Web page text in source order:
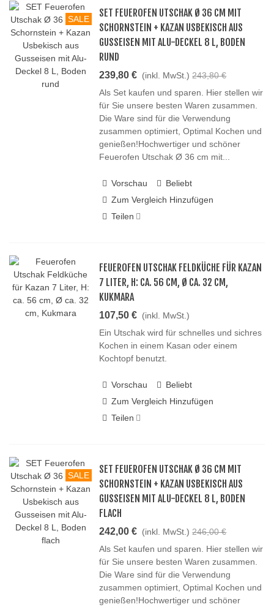
SALE
SET FEUEROFEN UTSCHAK Ø 36 CM MIT
SCHORNSTEIN + KAZAN USBEKISCH AUS
GUSSEISEN MIT ALU-DECKEL 8 L, BODEN
RUND
239,80 € (inkl. MwSt.) 243,80 €
Als Set kaufen und sparen. Hier stellen wir
für Sie unsere besten Waren zusammen.
Die Ware sind für die Verwendung
zusammen optimiert, Optimal Kochen und
genießen!Hochwertiger und schöner
Feuerofen Utschak Ø 36 cm mit...
Vorschau
Beliebt
Zum Vergleich Hinzufügen
Teilen
FEUEROFEN UTSCHAK FELDKÜCHE FÜR KAZAN
7 LITER, H: CA. 56 CM, Ø CA. 32 CM,
KUKMARA
107,50 € (inkl. MwSt.)
Ein Utschak wird für schnelles und sichres
Kochen in einem Kasan oder einem
Kochtopf benutzt.
Vorschau
Beliebt
Zum Vergleich Hinzufügen
Teilen
SALE
SET FEUEROFEN UTSCHAK Ø 36 CM MIT
SCHORNSTEIN + KAZAN USBEKISCH AUS
GUSSEISEN MIT ALU-DECKEL 8 L, BODEN
FLACH
242,00 € (inkl. MwSt.) 246,00 €
Als Set kaufen und sparen. Hier stellen wir
für Sie unsere besten Waren zusammen.
Die Ware sind für die Verwendung
zusammen optimiert, Optimal Kochen und
genießen!Hochwertiger und schöner